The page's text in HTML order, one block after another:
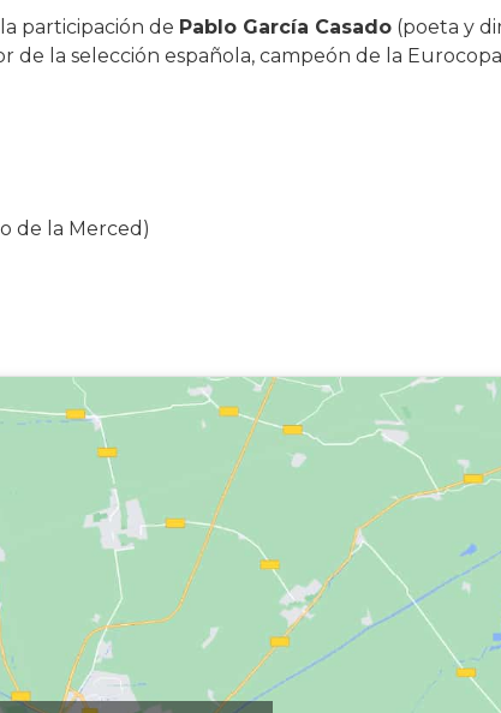
participación de Pablo García Casado (poeta y
de la selección española, campeón de la
de la Merced)